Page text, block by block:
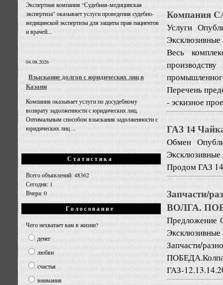
Экспертная компания “Судебная-медицинская
экспертиза” оказывает услуги проведения судебно-
медицинской экспертизы для защиты прав пациентов
и врачей...
04.08.2026
Взыскание долгов с юридических лиц в
Казани
Компания оказывает услуги по досудебному
возврату задолженности с юридических лиц.
Оптимальным способом взыскания задолженности с
юридических лиц ...
Статистика
Всего объявлений: 48362
Сегодня: 1
Вчера: 0
Голосование
Чего нехватает вам в жизни?
денег
любви
счастья
внимания
Компания
Услуги
Эксклюзивные
Весь
Перечень
- эскизное
ГАЗ 14
Обмен
Эксклюзивные
Продом ГАЗ 14
Запчасти/
ВОЛГА.
Предложение
Эксклюзивные
Запчасти/
ГАЗ-